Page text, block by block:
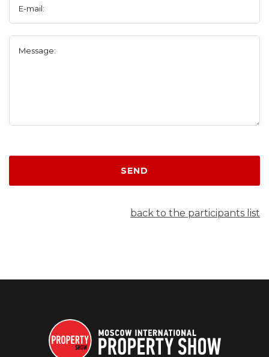
E-mail:
Message:
SEND
back to the participants list